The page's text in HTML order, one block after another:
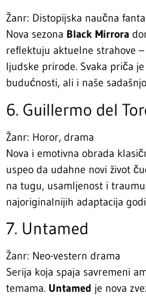
Žanr: Distopijska naučna
Nova sezona Black Mirrora
reflektuju aktuelne strahove
ljudske prirode. Svaka priča
budućnosti, ali i naše
6. Guillermo del
Žanr: Horor, drama
Nova i emotivna obrada
uspeo da udahne novi život
na tugu, usamljenost i
najoriginalnijih adaptacija
7. Untamed
Žanr: Neo-vestern drama
Serija koja spaja savremeni
temama. Untamed je nova